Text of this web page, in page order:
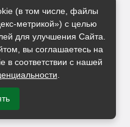
по ссылкам
персональных данных
о нас
(в том числе, файлы
метрикой») с целью
для улучшения Сайта.
вы соглашаетесь на
в соответствии с нашей